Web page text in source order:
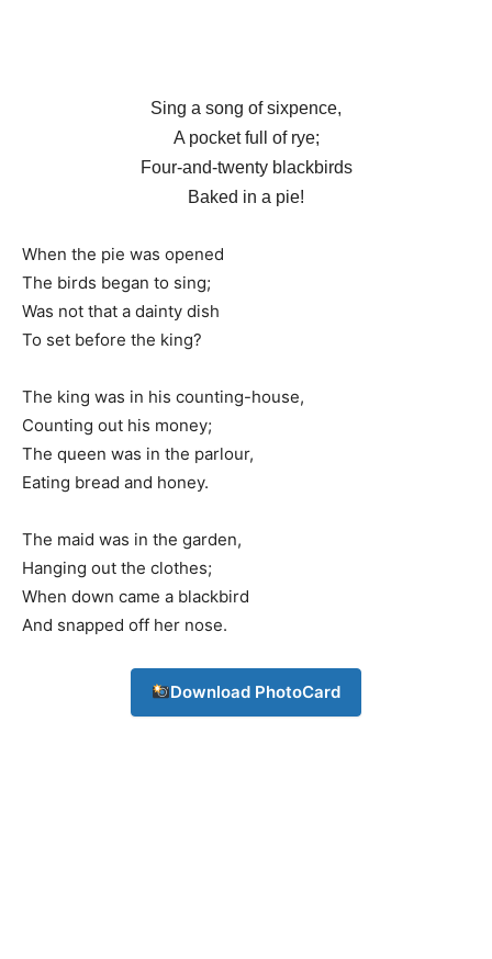
Sing a song of sixpence,
A pocket full of rye;
Four-and-twenty blackbirds
Baked in a pie!
When the pie was opened
The birds began to sing;
Was not that a dainty dish
To set before the king?
The king was in his counting-house,
Counting out his money;
The queen was in the parlour,
Eating bread and honey.
The maid was in the garden,
Hanging out the clothes;
When down came a blackbird
And snapped off her nose.
Download PhotoCard